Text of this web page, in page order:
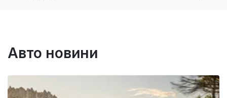
Авто новини